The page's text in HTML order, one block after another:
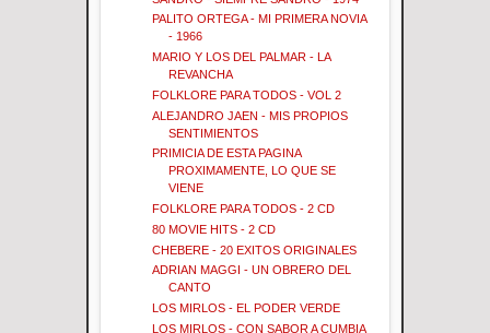
PALITO ORTEGA - MI PRIMERA NOVIA
- 1966
MARIO Y LOS DEL PALMAR - LA
REVANCHA
FOLKLORE PARA TODOS - VOL 2
ALEJANDRO JAEN - MIS PROPIOS
SENTIMIENTOS
PRIMICIA DE ESTA PAGINA
PROXIMAMENTE, LO QUE SE
VIENE
FOLKLORE PARA TODOS - 2 CD
80 MOVIE HITS - 2 CD
CHEBERE - 20 EXITOS ORIGINALES
ADRIAN MAGGI - UN OBRERO DEL
CANTO
LOS MIRLOS - EL PODER VERDE
LOS MIRLOS - CON SABOR A CUMBIA